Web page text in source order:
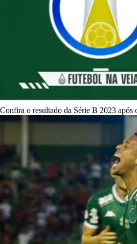
Confira o resultado da Série B 2023 após